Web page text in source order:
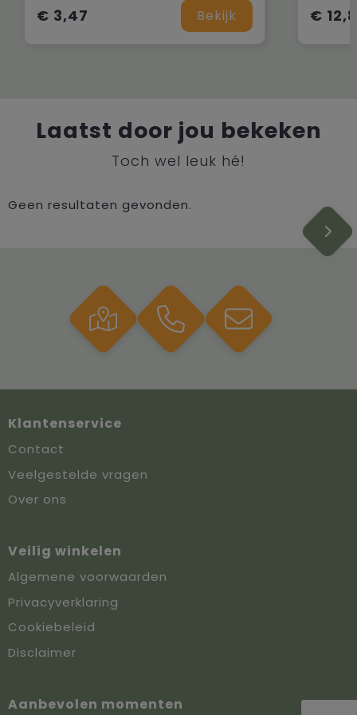
€ 3,47 Bekijk €
Laatst door jou bekeken
Toch wel leuk hé!
Geen resultaten gevonden.
Klantenservice
Contact
Veelgestelde vragen
Over ons
Veilig winkelen
Algemene voorwaarden
Privacyverklaring
Cookiebeleid
Disclaimer
Aanbevolen momenten